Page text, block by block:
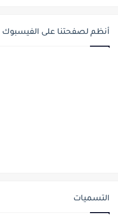
أنظم لصفحتنا على الفيسبوك
التسميات